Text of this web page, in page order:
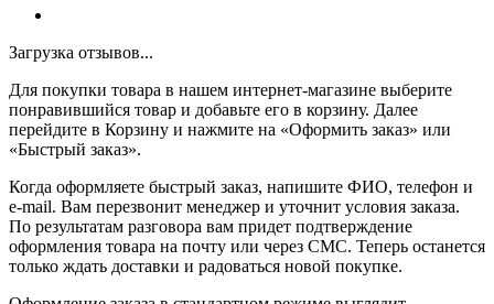
Загрузка отзывов...
Для покупки товара в нашем интернет-магазине выберите
понравившийся товар и добавьте его в корзину. Далее
перейдите в Корзину и нажмите на «Оформить заказ» или
«Быстрый заказ».
Когда оформляете быстрый заказ, напишите ФИО, телефон и
e-mail. Вам перезвонит менеджер и уточнит условия заказа.
По результатам разговора вам придет подтверждение
оформления товара на почту или через СМС. Теперь останется
только ждать доставки и радоваться новой покупке.